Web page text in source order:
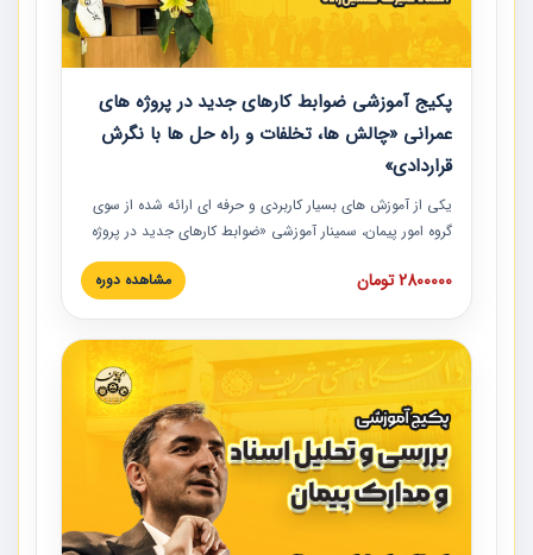
پکیج آموزشی ضوابط کارهای جدید در پروژه های
عمرانی «چالش ها، تخلفات و راه حل ها با نگرش
قراردادی»
یکی از آموزش‏‏‏‏‏‏ های بسیار کاربردی و حرفه‏ ای ارائه شده از سوی
گروه امور پیمان، سمینار آموزشی «ضوابط کارهای جدید در پروژه
های عمرانی» چالش ها، تخلفات و راه حل ها با نگرش قراردادی
است که در محل سندیکای شرکت های ساختمانی کشور ارائه شد.
مدارک پیمان به همراه تجربیات عملی ارائه شده است.
2800000 تومان مشاهده دوره